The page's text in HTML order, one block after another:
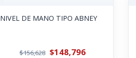
NIVEL DE MANO TIPO ABNEY
$156,628 $148,796